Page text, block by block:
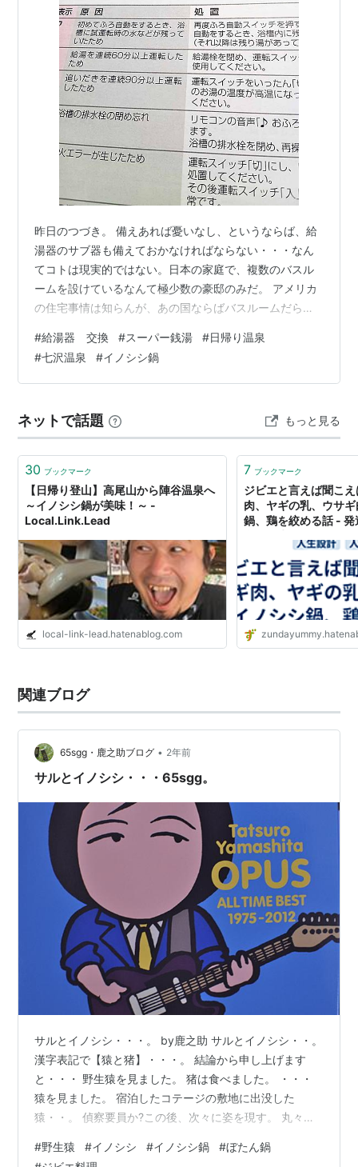
昨日のつづき。 備えあれば憂いなし、というならば、給
湯器のサブ器も備えておかなければならない・・・なん
てコトは現実的ではない。日本の家庭で、複数のバスル
ームを設けているなんて極少数の豪邸のみだ。 アメリカ
の住宅事情は知らんが、あの国ならばバスルームだらけ
つの浴室があるなどと語っていたから。その後、引越し
されたから現在の状況は知らん。ひょっとしたら20バス
ルームなんて言うかもしれない。昨今ご無沙汰なので元
器交換はどの様な感じだったかファイルを開いてみた。
すると「15年使用したからソロソロ交換し…
#給湯器 交換 #スーパー銭湯 #日帰り温泉
#七沢温泉 #イノシシ鍋
ネットで話題 もっと見る
30 ブックマーク
【日帰り登山】高尾山から陣谷温泉へ
～イノシシ鍋が美味！～ -
Local.Link.Lead
local-link-lead.hatenablog.com
7 ブックマーク
ジビエと言えば聞こ
肉、ヤギの乳、ウサ
鍋、鶏を絞める話 -
関連ブログ
65sgg・鹿之助ブログ • 2年前
サルとイノシシ・・・65sgg。
サルとイノシシ・・・。 by鹿之助 サルとイノシシ・・。
漢字表記で【猿と猪】・・・。 結論から申し上げます
と・・・ 野生猿を見ました。 猪は食べました。 ・・・
猿を見ました。 宿泊したコテージの敷地に出没した
猿・・。 偵察要員か?この後、次々に姿を現す。 丸々と
ど・・ エサが豊富なのか? コテージ利用者が禁を犯して
#野生猿 #イノシシ #イノシシ鍋 #ぼたん鍋